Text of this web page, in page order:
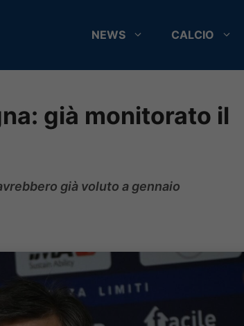
NEWS CALCIO
già monitorato il
già voluto a gennaio